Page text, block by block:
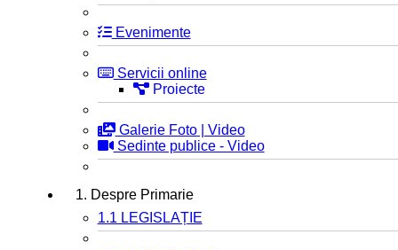
Evenimente
Servicii online
Proiecte
Galerie Foto | Video
Sedinte publice - Video
1. Despre Primarie
1.1 LEGISLAȚIE